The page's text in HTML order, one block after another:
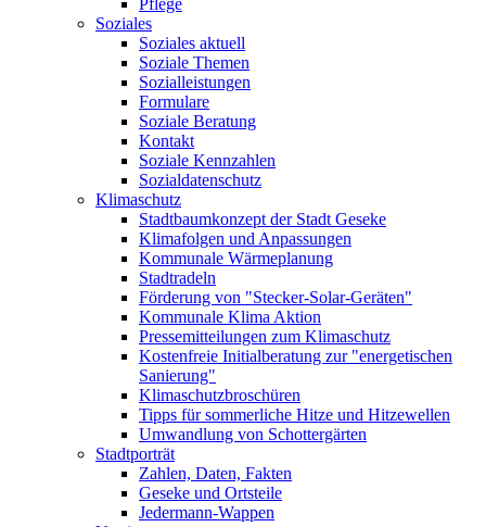
Pflege
Soziales
Soziales aktuell
Soziale Themen
Sozialleistungen
Formulare
Soziale Beratung
Kontakt
Soziale Kennzahlen
Sozialdatenschutz
Klimaschutz
Stadtbaumkonzept der Stadt Geseke
Klimafolgen und Anpassungen
Kommunale Wärmeplanung
Stadtradeln
Förderung von "Stecker-Solar-Geräten"
Kommunale Klima Aktion
Pressemitteilungen zum Klimaschutz
Kostenfreie Initialberatung zur "energetischen
Sanierung"
Klimaschutzbroschüren
Tipps für sommerliche Hitze und Hitzewellen
Umwandlung von Schottergärten
Stadtporträt
Zahlen, Daten, Fakten
Geseke und Ortsteile
Jedermann-Wappen